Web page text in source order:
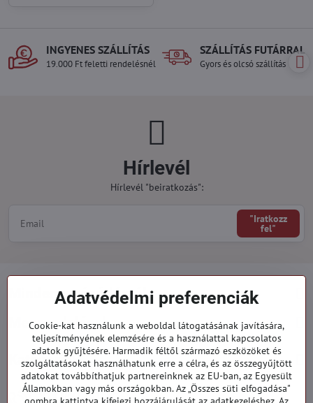
INGYENES SZÁLLÍTÁS
19.000 Ft feletti rendelésnél
SZÁLLÍTÁS FUTÁRRAL
Gyors és olcsó szállítás
Hírlevél
Hírlevél "beiratkozás":
"Iratkozz
fel"
Minden a vásárlásról
Megrendelések
Kategóriák
919 060 751
Adatvédelmi preferenciák
Cookie-kat használunk a weboldal látogatásának javítására,
teljesítményének elemzésére és a használattal kapcsolatos
adatok gyűjtésére. Harmadik féltől származó eszközöket és
szolgáltatásokat használhatunk erre a célra, és az összegyűjtött
adatokat továbbíthatjuk partnereinknek az EU-ban, az Egyesült
Államokban vagy más országokban. Az „Összes süti elfogadása"